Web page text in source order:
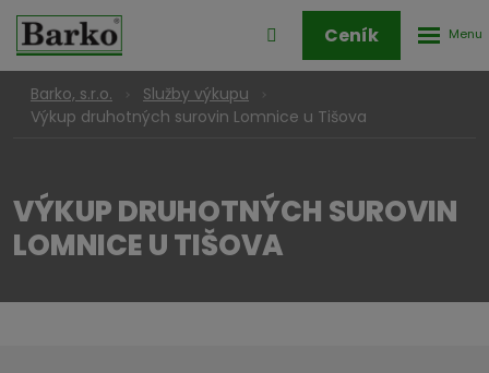
Přihlášení
zóny
Ceník
Barko, s.r.o.
Služby výkupu
Výkup druhotných surovin Lomnice u Tišova
VÝKUP DRUHOTNÝCH SUROVIN
LOMNICE U TIŠOVA